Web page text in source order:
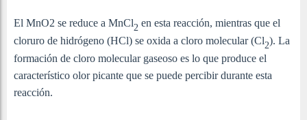
El MnO2 se reduce a MnCl2 en esta reacción, mientras que el
cloruro de hidrógeno (HCl) se oxida a cloro molecular (Cl2). La
formación de cloro molecular gaseoso es lo que produce el
característico olor picante que se puede percibir durante esta
reacción.